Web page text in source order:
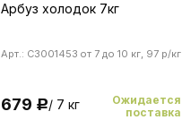
Арбуз холодок 7кг
от 7 до 10 кг, 97 р/кг
Арт.: C3001453
679 Р/ 7 кг
Ожидается
поставка